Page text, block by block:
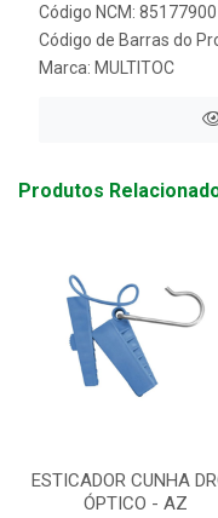
Código NCM: 85177900
Código de Barras do
Marca: MULTITOC
Produtos
ESTICADOR CUNHA
ÓPTICO - AZ